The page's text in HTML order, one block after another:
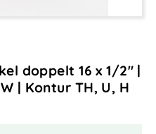
doppelt 16 x 1/2" |
| Kontur TH, U, H